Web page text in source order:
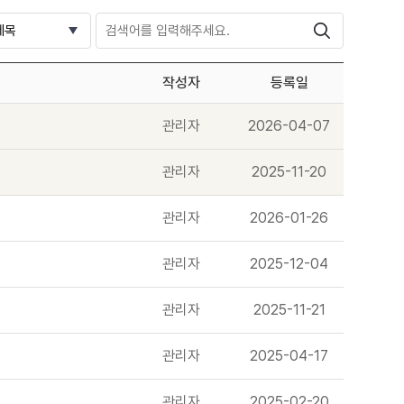
작성자 등록일
관리자 2026-04-07
관리자 2025-11-20
관리자 2026-01-26
관리자 2025-12-04
관리자 2025-11-21
관리자 2025-04-17